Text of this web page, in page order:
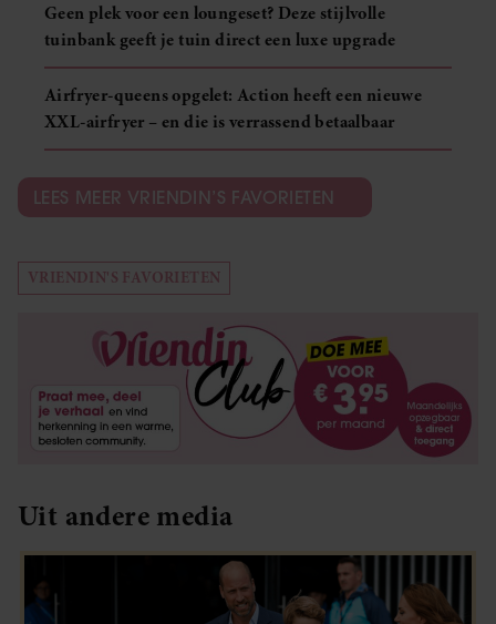
Geen plek voor een loungeset? Deze stijlvolle
tuinbank geeft je tuin direct een luxe upgrade
Airfryer-queens opgelet: Action heeft een nieuwe
XXL-airfryer – en die is verrassend betaalbaar
LEES MEER VRIENDIN’S FAVORIETEN
VRIENDIN'S FAVORIETEN
Uit andere media